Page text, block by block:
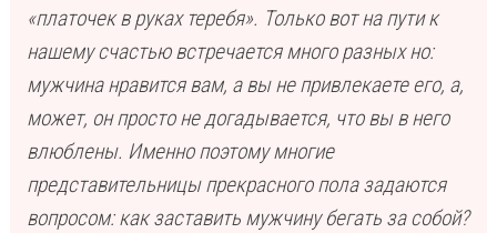
«платочек в руках теребя». Только вот на пути к
нашему счастью встречается много разных но:
мужчина нравится вам, а вы не привлекаете его, а,
может, он просто не догадывается, что вы в него
влюблены. Именно поэтому многие
представительницы прекрасного пола задаются
вопросом: как заставить мужчину бегать за собой?